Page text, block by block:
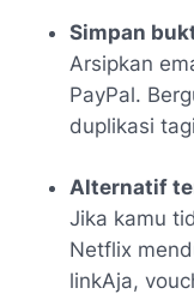
Simpan
Arsipkan
PayPal.
duplikasi
Alternatif
Jika kamu
Netflix
linkAja,